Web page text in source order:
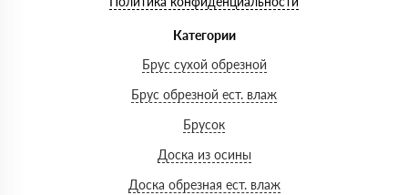
Категории
Брус сухой обрезной
Брус обрезной ест. влаж
Брусок
Доска из осины
Доска обрезная ест. влаж